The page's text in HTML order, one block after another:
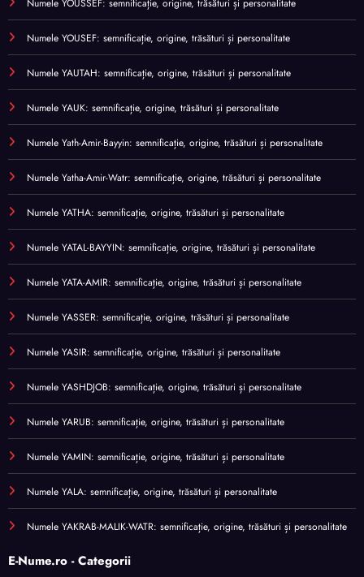
Numele YOUSEF: semnificație, origine, trăsături și personalitate
Numele YAUTAH: semnificație, origine, trăsături și personalitate
Numele YAUK: semnificație, origine, trăsături și personalitate
Numele Yath-Amir-Bayyin: semnificație, origine, trăsături și personalitate
Numele Yatha-Amir-Watr: semnificație, origine, trăsături și personalitate
Numele YATHA: semnificație, origine, trăsături și personalitate
Numele YATAL-BAYYIN: semnificație, origine, trăsături și personalitate
Numele YATA-AMIR: semnificație, origine, trăsături și personalitate
Numele YASSER: semnificație, origine, trăsături și personalitate
Numele YASIR: semnificație, origine, trăsături și personalitate
Numele YASHDJOB: semnificație, origine, trăsături și personalitate
Numele YARUB: semnificație, origine, trăsături și personalitate
Numele YAMIN: semnificație, origine, trăsături și personalitate
Numele YALA: semnificație, origine, trăsături și personalitate
Numele YAKRAB-MALIK-WATR: semnificație, origine, trăsături și personalitate
E-Nume.ro - Categorii